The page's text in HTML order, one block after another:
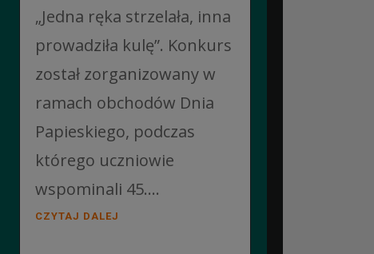
„Jedna ręka strzelała, inna
prowadziła kulę”. Konkurs
został zorganizowany w
ramach obchodów Dnia
Papieskiego, podczas
którego uczniowie
wspominali 45....
CZYTAJ DALEJ